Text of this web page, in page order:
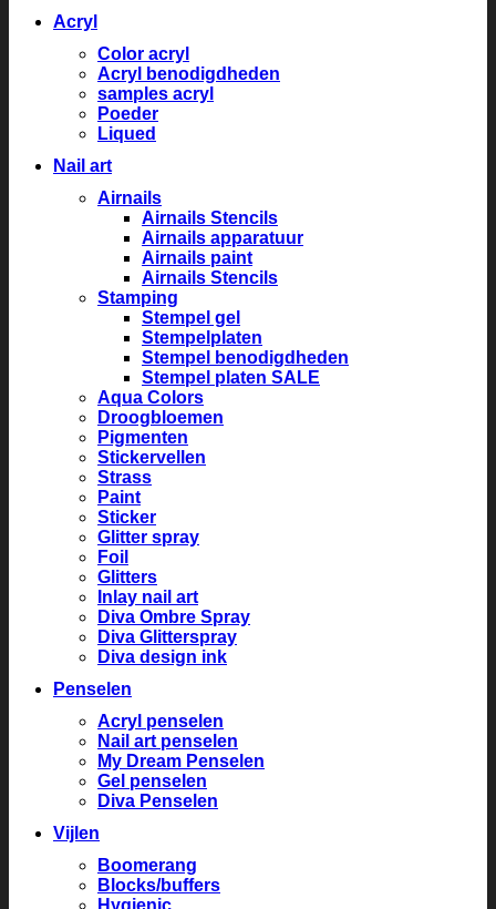
Acryl
Color acryl
Acryl benodigdheden
samples acryl
Poeder
Liqued
Nail art
Airnails
Airnails Stencils
Airnails apparatuur
Airnails paint
Airnails Stencils
Stamping
Stempel gel
Stempelplaten
Stempel benodigdheden
Stempel platen SALE
Aqua Colors
Droogbloemen
Pigmenten
Stickervellen
Strass
Paint
Sticker
Glitter spray
Foil
Glitters
Inlay nail art
Diva Ombre Spray
Diva Glitterspray
Diva design ink
Penselen
Acryl penselen
Nail art penselen
My Dream Penselen
Gel penselen
Diva Penselen
Vijlen
Boomerang
Blocks/buffers
Hygienic